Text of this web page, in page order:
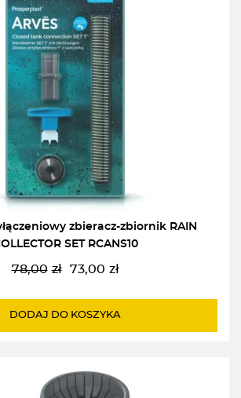
zbieracz-zbiornik RAIN
SET RCANS10
78,00 zł
Pierwotna
wynosiła:
73,00 zł
Aktualna
wynosi:
DODAJ DO KOSZYKA